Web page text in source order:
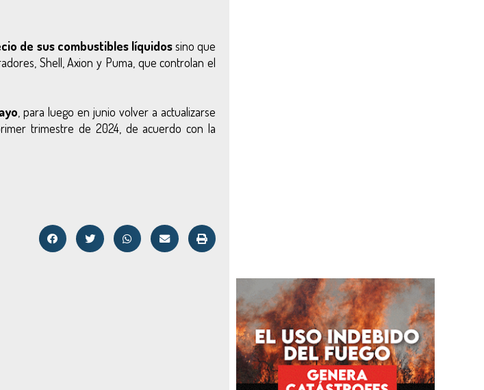
de sus combustibles líquidossino que
Shell, Axion y Puma, que controlan el
, para luego en junio volver a actualizarse
trimestre de 2024, de acuerdo con la